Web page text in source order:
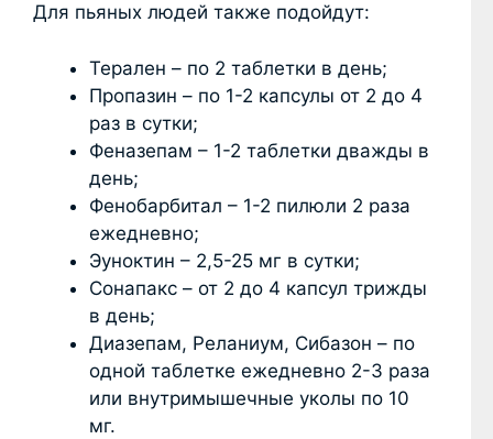
Для пьяных людей также подойдут:
Терален – по 2 таблетки в день;
Пропазин – по 1-2 капсулы от 2 до 4
раз в сутки;
Феназепам – 1-2 таблетки дважды в
день;
Фенобарбитал – 1-2 пилюли 2 раза
ежедневно;
Эуноктин – 2,5-25 мг в сутки;
Сонапакс – от 2 до 4 капсул трижды
в день;
Диазепам, Реланиум, Сибазон – по
одной таблетке ежедневно 2-3 раза
или внутримышечные уколы по 10
мг.